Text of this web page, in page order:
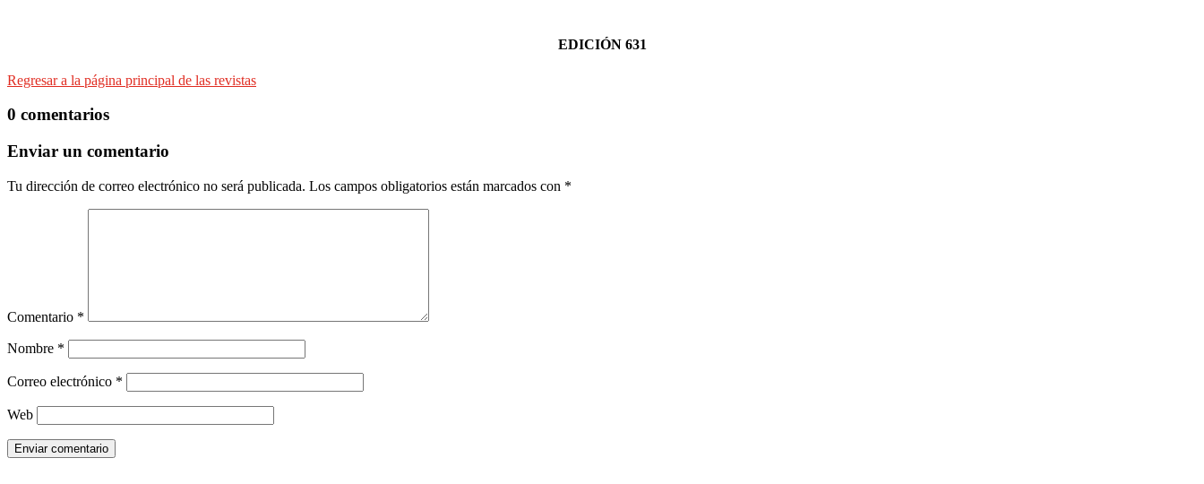
EDICIÓN 631
Regresar a la página principal de las revistas
0 comentarios
Enviar un comentario
Tu dirección de correo electrónico no será publicada. Los campos obligatorios están marcados con *
Comentario *
Nombre *
Correo electrónico *
Web
Enviar comentario